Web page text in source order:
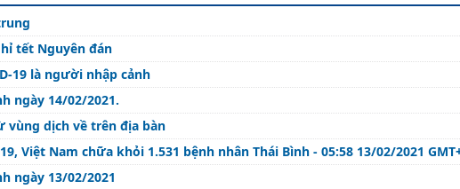
tết Nguyên đán
19 là người nhập cảnh
ngày 14/02/2021.
dịch về trên địa bàn
Sáng mùng 2 Tết, không có ca mắc COVID-19, Việt Nam chữa khỏi 1.531 bệnh nhân Thái Bình - 05:58 13/02/2021
ngày 13/02/2021